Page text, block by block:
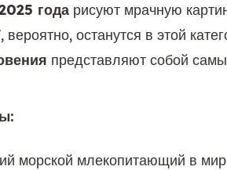
года рисуют мрачную
представляют собой
морской млекопитающий в